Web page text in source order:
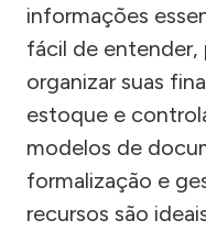
informações
fácil de entender,
organizar suas
estoque e
modelos de
formalização e
recursos são